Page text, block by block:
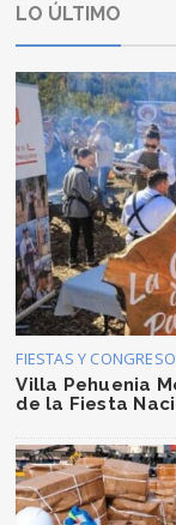
LO ÚLTIMO
FIESTAS Y
Villa Pehuenia
de la Fiesta